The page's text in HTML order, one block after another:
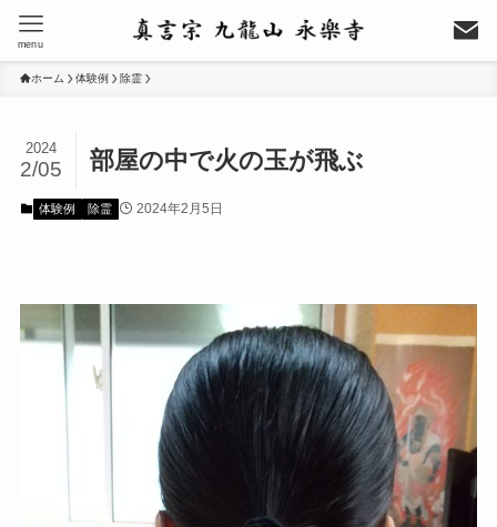
menu
ホーム 体験例 除霊
部屋の中で火の玉が飛ぶ
2024
2/05
体験例 除霊 2024年2月5日